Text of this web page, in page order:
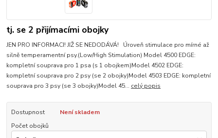
tj. se 2 přijímacími obojky
JEN PRO INFORMACI! JIŽ SE NEDODÁVÁ! Úroveň stimulace pro mírné až
silně temperamentní psy.(Low/High Stimulation) Model 4500 EDGE:
kompletní souprava pro 1 psa (s 1 obojkem)Model 4502 EDGE:
kompletní souprava pro 2 psy (se 2 obojky)Model 4503 EDGE: kompletní
souprava pro 3 psy (se 3 obojky)Model 45... celý popis
Dostupnost
Není skladem
Počet obojků